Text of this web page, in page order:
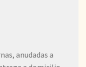
anudadas a